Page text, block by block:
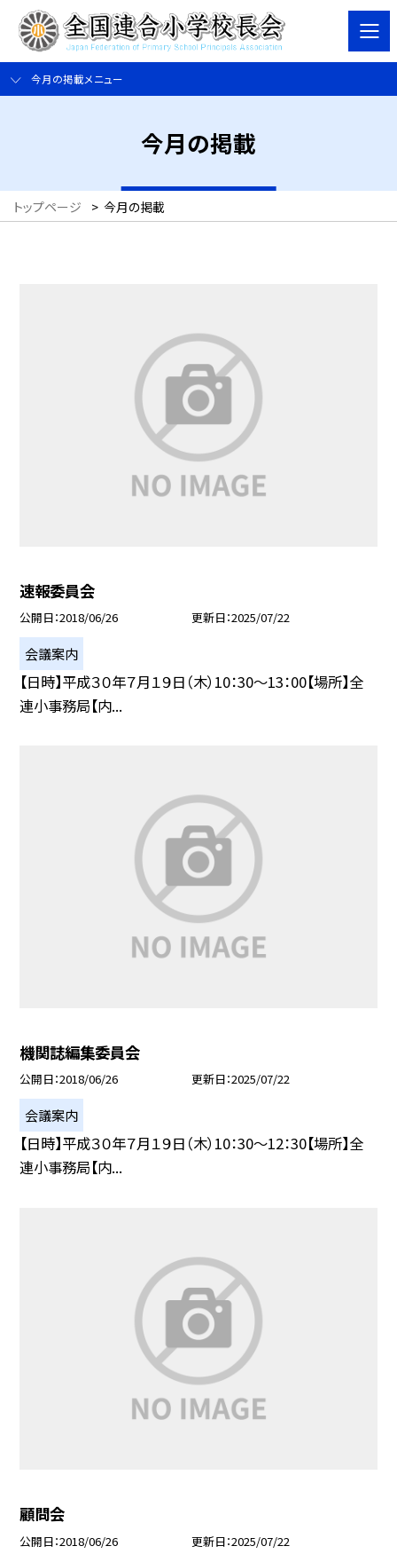
今月の掲載メニュー
今月の掲載
トップページ > 今月の掲載
速報委員会
公開日 2018/06/26 更新日 2025/07/22
会議案内
【日時】平成３０年７月１９日（木）10：30〜13：00【場所】全
連小事務局【内...
機関誌編集委員会
公開日 2018/06/26 更新日 2025/07/22
会議案内
【日時】平成３０年７月１９日（木）10：30〜12：30【場所】全
連小事務局【内...
顧問会
公開日 2018/06/26 更新日 2025/07/22